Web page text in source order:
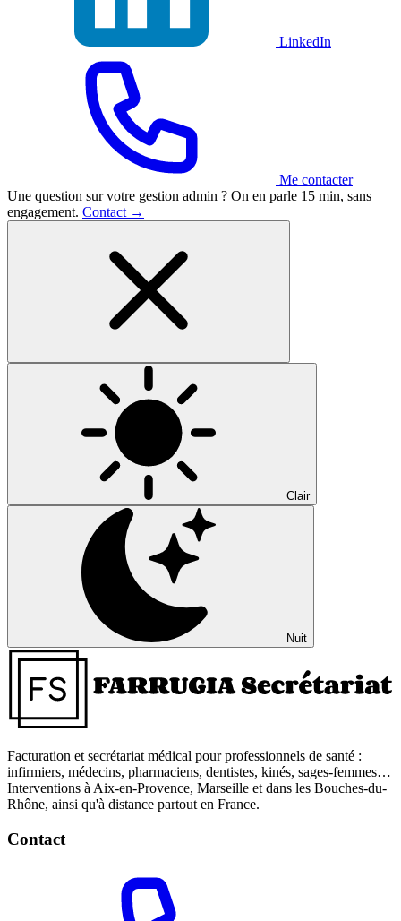
LinkedIn
Me contacter
Une question sur votre gestion admin ? On en parle 15 min, sans
engagement. Contact →
Clair
Nuit
Facturation et secrétariat médical pour professionnels de santé :
infirmiers, médecins, pharmaciens, dentistes, kinés, sages-femmes…
Interventions à Aix-en-Provence, Marseille et dans les Bouches-du-
Rhône, ainsi qu'à distance partout en France.
Contact